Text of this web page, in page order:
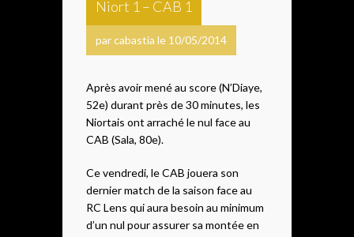
Niort 1 – CAB 1
par cabastia le 10/05/2014
Après avoir mené au score (N’Diaye,
52e) durant près de 30 minutes, les
Niortais ont arraché le nul face au
CAB (Sala, 80e).
Ce vendredi, le CAB jouera son
dernier match de la saison face au
RC Lens qui aura besoin au minimum
d’un nul pour assurer sa montée en